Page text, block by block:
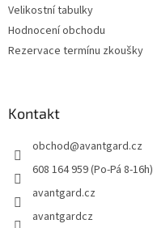
Velikostní tabulky
Hodnocení obchodu
Rezervace termínu zkoušky
Kontakt
obchod@avantgard.cz
608 164 959 (Po-Pá 8-16h)
avantgard.cz
avantgardcz